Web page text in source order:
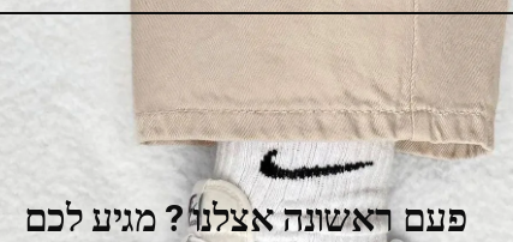
SALE
פעם ראשונה אצלנו ? מגיע לכם